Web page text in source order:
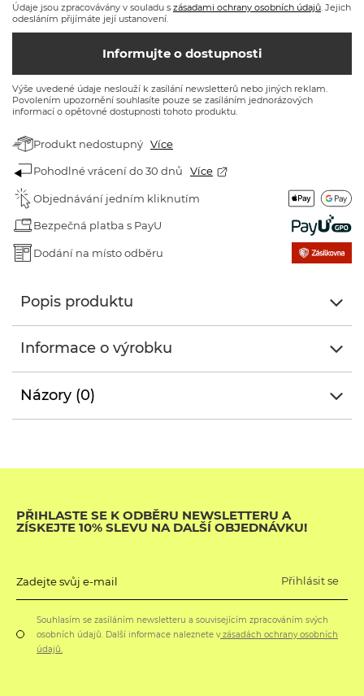
Údaje jsou zpracovávány v souladu s zásadami ochrany osobních údajů . Jejich
odesláním přijímáte její ustanovení.
Informujte o dostupnosti
Výše uvedené údaje neslouží k zasílání newsletterů nebo jiných reklam.
Povolením upozornění souhlasíte pouze se zasíláním jednorázových
informací o opětovné dostupnosti tohoto produktu.
Produkt nedostupný Více
Pohodlné vrácení do 30 dnů Více
Objednávání jedním kliknutím
Bezpečná platba s PayU
Dodání na místo odběru
Popis produktu
Informace o výrobku
Názory (0)
PŘIHLASTE SE K ODBĚRU NEWSLETTERU A
ZÍSKEJTE 10% SLEVU NA DALŠÍ OBJEDNÁVKU!
Zadejte svůj e-mail Přihlásit se
Souhlasím se zasíláním newsletteru a souvisejícím zpracováním svých
osobních údajů. Další informace naleznete vzásadách ochrany osobních
údajů.